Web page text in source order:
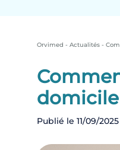
Orvimed - Actualités -
Publié le 11/09/2025